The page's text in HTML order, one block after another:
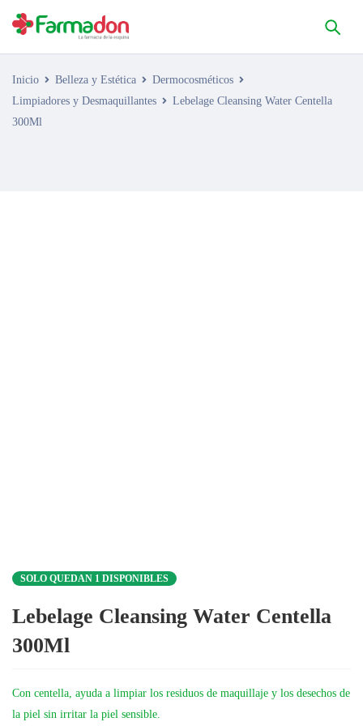
Inicio Belleza y Estética
Dermocosméticos
Limpiadores y Desmaquillantes
Lebelage Cleansing Water Centella
300Ml
SOLO QUEDAN 1 DISPONIBLES
Lebelage Cleansing Water Centella
300Ml
Con centella, ayuda a limpiar los residuos de maquillaje y los desechos de
la piel sin irritar la piel sensible.